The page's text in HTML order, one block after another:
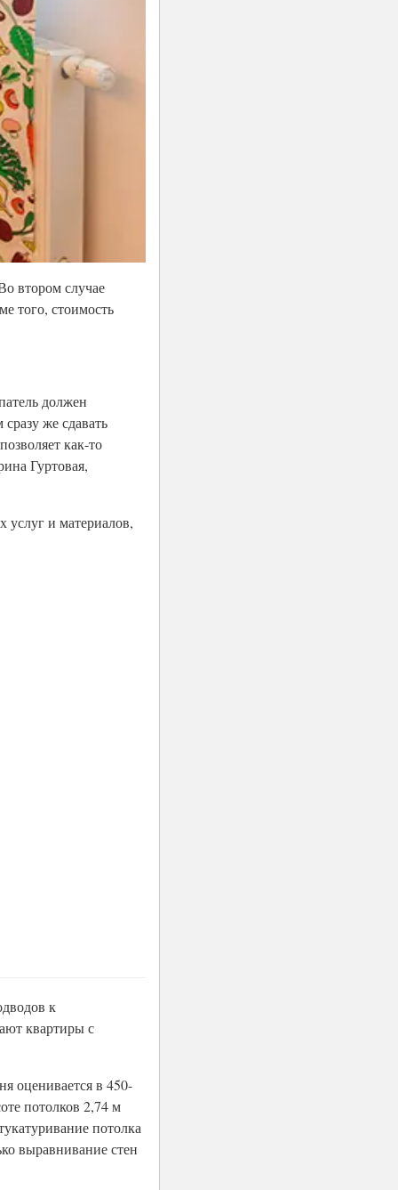
втором случае
того, стоимость
должен
же сдавать
как-то
Гуртовая,
услуг и материалов,
к
квартиры с
оценивается в 450-
потолков 2,74 м
потолка
выравнивание стен